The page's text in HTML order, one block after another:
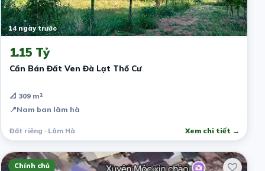
14 ngày trước
1.15 Tỷ
Cần Bán Đất Ven Đà Lạt Thổ Cư
📐 309 m²
📍Nam ban lâm hà
Đất riêng · Lâm Hà Xem chi tiết →
Chính chủ